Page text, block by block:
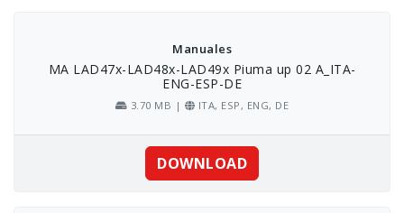
Manuales
MA LAD47x-LAD48x-LAD49x Piuma up 02 A_ITA-
ENG-ESP-DE
3.70 MB | ITA, ESP, ENG, DE
DOWNLOAD